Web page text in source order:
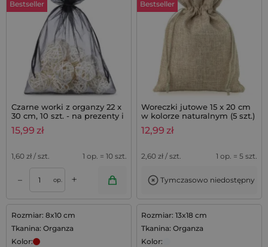
Bestseller
Czarne worki z organzy 22 x
30 cm, 10 szt. - na prezenty i
do ochrony roślin
15,99 zł
1,60 zł / szt. 1 op. = 10 szt.
– op. +
Bestseller
Woreczki jutowe 15 x 20 cm
w kolorze naturalnym (5 szt.)
12,99 zł
2,60 zł / szt. 1 op. = 5 szt.
Tymczasowo niedostępny
Rozmiar: 8x10 cm
Tkanina: Organza
Kolor:
Rozmiar: 13x18 cm
Tkanina: Organza
Kolor: